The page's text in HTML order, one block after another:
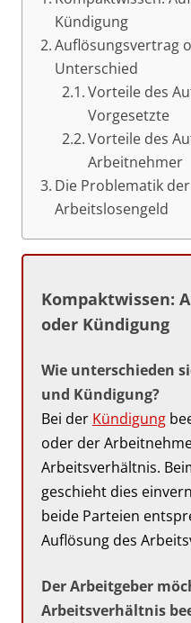
Kündigung
Auflösungsvertrag
Unterschied
Vorteile des
Vorgesetzte
Vorteile des
Arbeitnehmer
Die Problematik
Arbeitslosengeld
Kompaktwissen:
oder Kündigung
Wie unterschieden
und Kündigung?
Bei der Kündigung
oder der
Arbeitsverhältnis.
geschieht dies
beide Parteien
Auflösung des
Der Arbeitgeber
Arbeitsverhältnis